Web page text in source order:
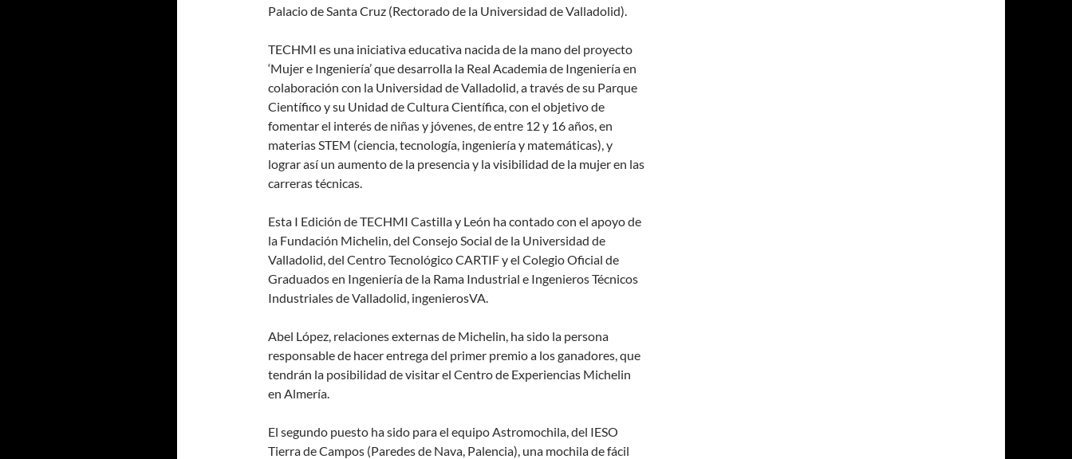
Palacio de Santa Cruz (Rectorado de la Universidad de Valladolid).
TECHMI es una iniciativa educativa nacida de la mano del proyecto
‘Mujer e Ingeniería’ que desarrolla la Real Academia de Ingeniería en
colaboración con la Universidad de Valladolid, a través de su Parque
Científico y su Unidad de Cultura Científica, con el objetivo de
fomentar el interés de niñas y jóvenes, de entre 12 y 16 años, en
materias STEM (ciencia, tecnología, ingeniería y matemáticas), y
lograr así un aumento de la presencia y la visibilidad de la mujer en las
carreras técnicas.
Esta I Edición de TECHMI Castilla y León ha contado con el apoyo de
la Fundación Michelin, del Consejo Social de la Universidad de
Valladolid, del Centro Tecnológico CARTIF y el Colegio Oficial de
Graduados en Ingeniería de la Rama Industrial e Ingenieros Técnicos
Industriales de Valladolid, ingenierosVA.
Abel López, relaciones externas de Michelin, ha sido la persona
responsable de hacer entrega del primer premio a los ganadores, que
tendrán la posibilidad de visitar el Centro de Experiencias Michelin
en Almería.
El segundo puesto ha sido para el equipo Astromochila, del IESO
Tierra de Campos (Paredes de Nava, Palencia), una mochila de fácil